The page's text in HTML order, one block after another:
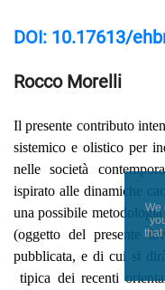
DOI: 10.17613/
Rocco Morelli
Il presente contributo
sistemico e olistico per
nelle società
ispirato alle dinamiche
una possibile
(oggetto del presente
pubblicata, e di cui si
tipica dei recenti
We
that